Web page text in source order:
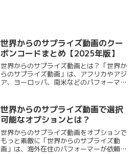
世界からのサプライズ動画のクー
ポンコードまとめ【2025年版】
世界からのサプライズ動画とは？「世界か
らのサプライズ動画」は、アフリカやアジ
ア、ヨーロッパ、南米などのパフォーマー
ば、誕生日なら「Happy Birthday to...
世界からのサプライズ動画で選択
可能なオプションとは？
世界からのサプライズ動画をオプションで
もっと素敵に「世界からのサプライズ動
画」は、海外在住のパフォーマーが依頼者